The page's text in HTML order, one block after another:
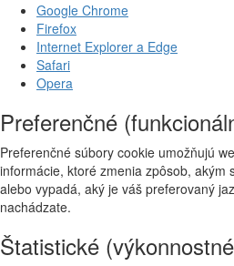
Google Chrome
Firefox
Internet Explorer a Edge
Safari
Opera
Preferenčné
Preferenčné súbory cookie umožňujú
informácie, ktoré zmenia zpôsob, akým
alebo vypadá, aký je váš preferovaný
nachádzate.
Štatistické